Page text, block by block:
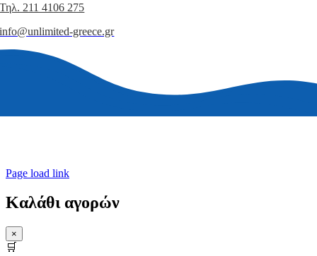
Τηλ. 211 4106 275
info@unlimited-greece.gr
Page load link
Καλάθι αγορών
×
🛒